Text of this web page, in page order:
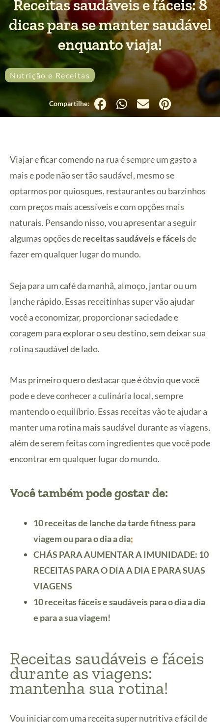
Receitas saudáveis e fáceis: 8
dicas para se manter saudável
enquanto viaja!
Nutrição e Receitas
Viajar e ficar comendo na rua é sempre um gasto a
mais e pode não ser tão saudável, mesmo se
optarmos por quiosques, restaurantes ou barzinhos
com preços mais acessíveis e com opções mais
naturais. Pensando nisso, vou apresentar a seguir
algumas opções dereceitas saudáveis e fáceisde
fazer em qualquer lugar do mundo.
Seja para um café da manhã, almoço, jantar ou um
lanche rápido. Essas receitinhas super vão ajudar
você a economizar, proporcionar saciedade e
coragem para explorar o seu destino, sem deixar sua
rotina saudável de lado.
Mas primeiro quero destacar que é óbvio que você
pode e deve conhecer a culinária local, sempre
mantendo o equilíbrio. Essas receitas vão te ajudar a
manter uma rotina mais saudável durante as viagens,
além de serem feitas com ingredientes que você pode
encontrar em qualquer lugar do mundo.
Você também pode gostar de:
10 receitas de lanche da tarde fitness para
viagem ou para o dia a dia;
CHÁS PARA AUMENTAR A IMUNIDADE: 10
RECEITAS PARA O DIA A DIA E PARA SUAS
VIAGENS
10 receitas fáceis e saudáveis para o dia a dia
e para a sua viagem!
Receitas saudáveis e fáceis
durante as viagens:
mantenha sua rotina!
Vou iniciar com uma receita super nutritiva e fácil de